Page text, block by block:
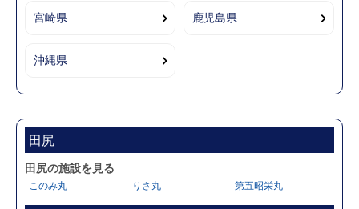
宮崎県 鹿児島県
沖縄県
田尻
田尻の施設を見る
このみ丸 りさ丸 第五昭栄丸